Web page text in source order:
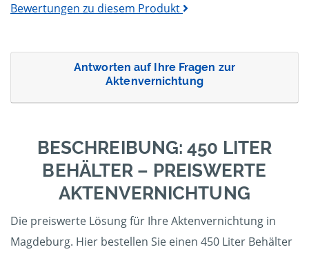
Bewertungen zu diesem Produkt
Antworten auf Ihre Fragen zur
Aktenvernichtung
BESCHREIBUNG: 450 LITER
BEHÄLTER – PREISWERTE
AKTENVERNICHTUNG
Die preiswerte Lösung für Ihre Aktenvernichtung in
Magdeburg. Hier bestellen Sie einen 450 Liter Behälter